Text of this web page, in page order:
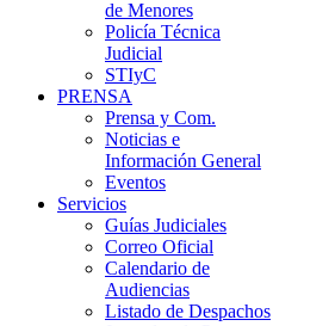
de Menores
Policía Técnica
Judicial
STIyC
PRENSA
Prensa y Com.
Noticias e
Información General
Eventos
Servicios
Guías Judiciales
Correo Oficial
Calendario de
Audiencias
Listado de Despachos